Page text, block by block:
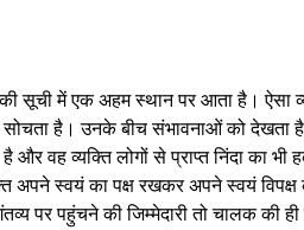
सूची में एक अहम स्थान पर आता है। ऐसा
है। उनके बीच संभावनाओं को देखता
वह व्यक्ति लोगों से प्राप्त निंदा का भी
स्वयं का पक्ष रखकर अपने स्वयं विपक्ष
पहुंचने की जिम्मेदारी तो चालक की ही